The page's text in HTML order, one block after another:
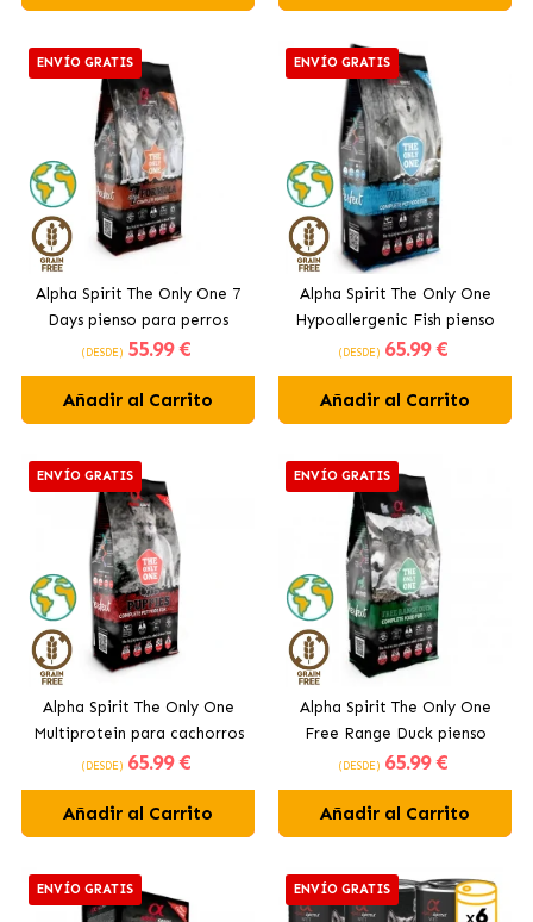
ENVÍO GRATIS
Alpha Spirit The Only One 7
Days pienso para perros
(DESDE) 55.99 €
Añadir al Carrito
ENVÍO GRATIS
Alpha Spirit The Only One
Hypoallergenic Fish pienso
para perros
(DESDE) 65.99 €
Añadir al Carrito
ENVÍO GRATIS
Alpha Spirit The Only One
Multiprotein para cachorros
(DESDE) 65.99 €
Añadir al Carrito
ENVÍO GRATIS
Alpha Spirit The Only One
Free Range Duck pienso
para perros
(DESDE) 65.99 €
Añadir al Carrito
ENVÍO GRATIS ENVÍO GRATIS